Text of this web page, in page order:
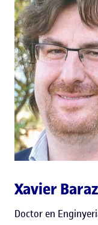
Xavier
Doctor en